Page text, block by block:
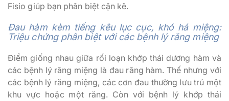
Fisio giúp bạn phân biệt cặn kẽ.
Đau hàm kèm tiếng kêu lục cục, khó há miệng:
Triệu chứng phân biệt với các bệnh lý răng miệng
Điểm giống nhau giữa rối loạn khớp thái dương hàm và
các bệnh lý răng miệng là đau răng hàm. Thế nhưng với
các bệnh lý răng miệng, các cơn đau thường lưu trú một
khu vực hoặc một răng. Còn với bệnh lý khớp thái